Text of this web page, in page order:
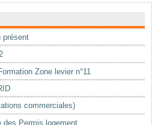
présent
Zone levier n°11
commerciales)
des Permis logement